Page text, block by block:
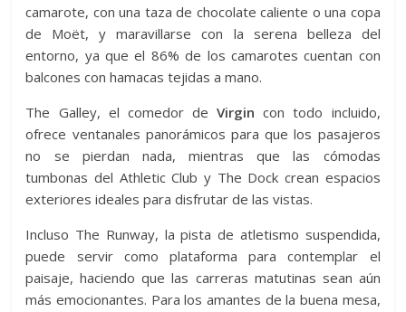
camarote, con una taza de chocolate caliente o una copa
de Moët, y maravillarse con la serena belleza del
entorno, ya que el 86% de los camarotes cuentan con
balcones con hamacas tejidas a mano.
The Galley, el comedor deVirgin con todo incluido,
ofrece ventanales panorámicos para que los pasajeros
no se pierdan nada, mientras que las cómodas
tumbonas del Athletic Club y The Dock crean espacios
exteriores ideales para disfrutar de las vistas.
Incluso The Runway, la pista de atletismo suspendida,
puede servir como plataforma para contemplar el
paisaje, haciendo que las carreras matutinas sean aún
más emocionantes. Para los amantes de la buena mesa,